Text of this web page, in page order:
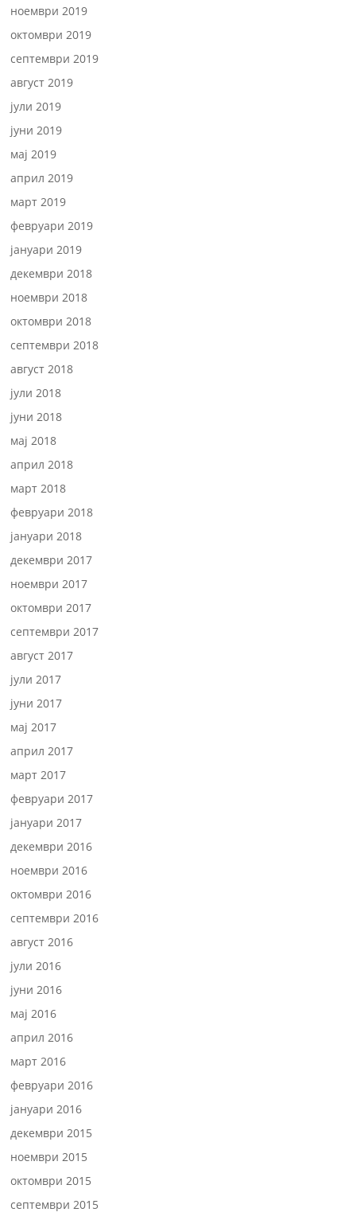
ноември 2019
октомври 2019
септември 2019
август 2019
јули 2019
јуни 2019
мај 2019
април 2019
март 2019
февруари 2019
јануари 2019
декември 2018
ноември 2018
октомври 2018
септември 2018
август 2018
јули 2018
јуни 2018
мај 2018
април 2018
март 2018
февруари 2018
јануари 2018
декември 2017
ноември 2017
октомври 2017
септември 2017
август 2017
јули 2017
јуни 2017
мај 2017
април 2017
март 2017
февруари 2017
јануари 2017
декември 2016
ноември 2016
октомври 2016
септември 2016
август 2016
јули 2016
јуни 2016
мај 2016
април 2016
март 2016
февруари 2016
јануари 2016
декември 2015
ноември 2015
октомври 2015
септември 2015